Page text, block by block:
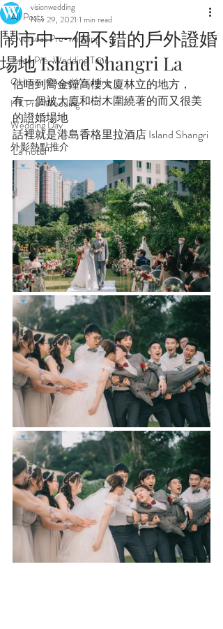
All Posts
Overseas Pre-wedding
Japan Pre-Wedding Tour
Okinawa Chapel Wedding
HK Pre-Wedding
Wedding Day
外影熱點推介
鬧市中一個不錯的戶外證婚
場地 Island Shangri La
visionwedding
Nov 29, 2021 1 min read
估唔到嚮金鐘高樓大廈林立的地方，
有一個被大廈和樹木圍繞著的而又很美
的證婚場地
話裡就是港島香格里拉酒店 Island Shangri
La hotel